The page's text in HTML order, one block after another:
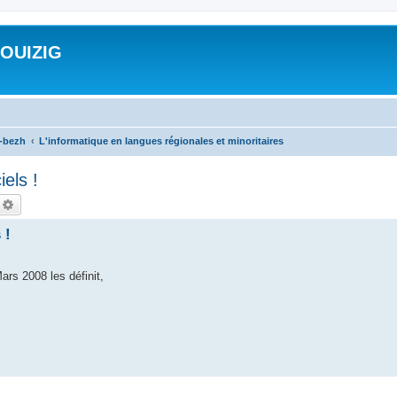
bezh L'informatique en langues régionales et minoritaires
!
!
2008 les définit,